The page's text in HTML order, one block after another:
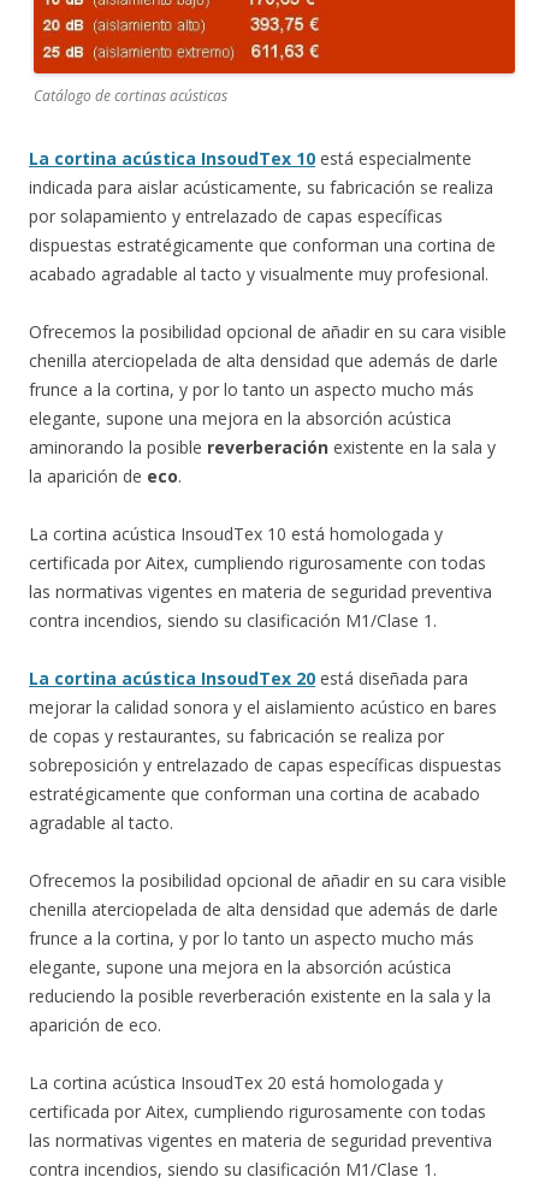
Catálogo de cortinas acústicas
La cortina acústica InsoudTex 10 está especialmente
indicada para aislar acústicamente, su fabricación se realiza
por solapamiento y entrelazado de capas específicas
dispuestas estratégicamente que conforman una cortina de
acabado agradable al tacto y visualmente muy profesional.
Ofrecemos la posibilidad opcional de añadir en su cara visible
chenilla aterciopelada de alta densidad que además de darle
frunce a la cortina, y por lo tanto un aspecto mucho más
elegante, supone una mejora en la absorción acústica
aminorando la posible reverberación existente en la sala y
la aparición de eco.
La cortina acústica InsoudTex 10 está homologada y
certificada por Aitex, cumpliendo rigurosamente con todas
las normativas vigentes en materia de seguridad preventiva
contra incendios, siendo su clasificación M1/Clase 1.
La cortina acústica InsoudTex 20 está diseñada para
mejorar la calidad sonora y el aislamiento acústico en bares
de copas y restaurantes, su fabricación se realiza por
sobreposición y entrelazado de capas específicas dispuestas
estratégicamente que conforman una cortina de acabado
agradable al tacto.
Ofrecemos la posibilidad opcional de añadir en su cara visible
chenilla aterciopelada de alta densidad que además de darle
frunce a la cortina, y por lo tanto un aspecto mucho más
elegante, supone una mejora en la absorción acústica
reduciendo la posible reverberación existente en la sala y la
aparición de eco.
La cortina acústica InsoudTex 20 está homologada y
certificada por Aitex, cumpliendo rigurosamente con todas
las normativas vigentes en materia de seguridad preventiva
contra incendios, siendo su clasificación M1/Clase 1.